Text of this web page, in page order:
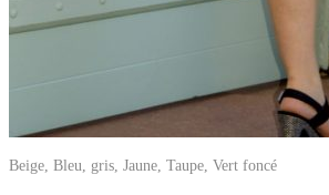
Beige, Bleu, gris, Jaune, Taupe, Vert foncé